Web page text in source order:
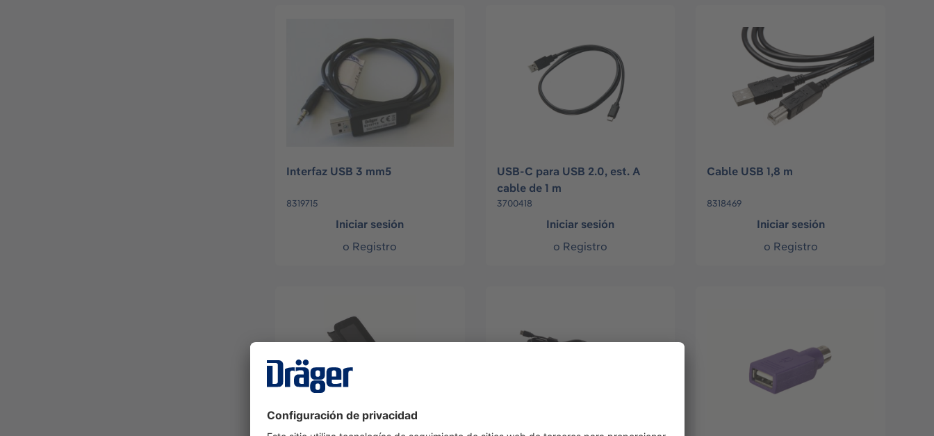
Interfaz USB 3 mm5
8319715
Iniciar sesión
o Registro
USB-C para USB 2.0, est. A
cable de 1 m
3700418
Iniciar sesión
o Registro
Cable USB 1,8 m
8318469
Iniciar sesión
o Registro